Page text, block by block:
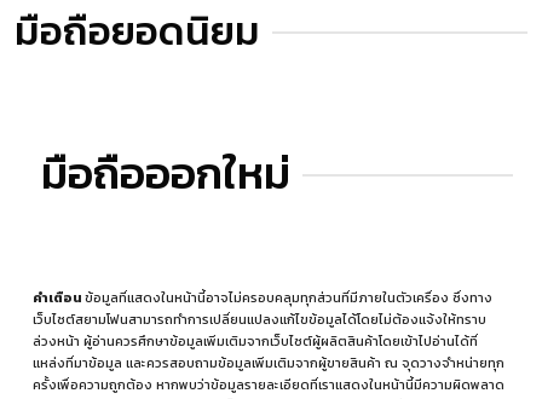
มือถือยอดนิยม
มือถือออกใหม่
คำเตือนข้อมูลที่แสดงในหน้านี้อาจไม่ครอบคลุมทุกส่วนที่มีภายในตัวเครื่อง ซึ่งทาง
เว็บไซต์สยามโฟนสามารถทำการเปลี่ยนแปลงแก้ไขข้อมูลได้โดยไม่ต้องแจ้งให้ทราบ
ล่วงหน้า ผู้อ่านควรศึกษาข้อมูลเพิ่มเติมจากเว็บไซต์ผู้ผลิตสินค้าโดยเข้าไปอ่านได้ที่
แหล่งที่มาข้อมูล และควรสอบถามข้อมูลเพิ่มเติมจากผู้ขายสินค้า ณ จุดวางจำหน่ายทุก
ครั้งเพื่อความถูกต้อง หากพบว่าข้อมูลรายละเอียดที่เราแสดงในหน้านี้มีความผิดพลาด